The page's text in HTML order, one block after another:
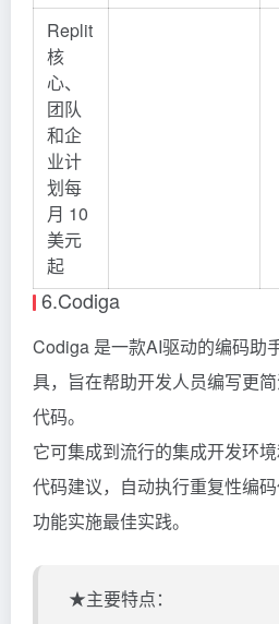
Replit
核
心、
团队
和企
业计
划每
月 10
美元
起
6.Codiga
Codiga 是一款AI驱动的编码助
具，旨在帮助开发人员编写更
代码。
它可集成到流行的集成开发环
代码建议，自动执行重复性编
功能实施最佳实践。
★主要特点：